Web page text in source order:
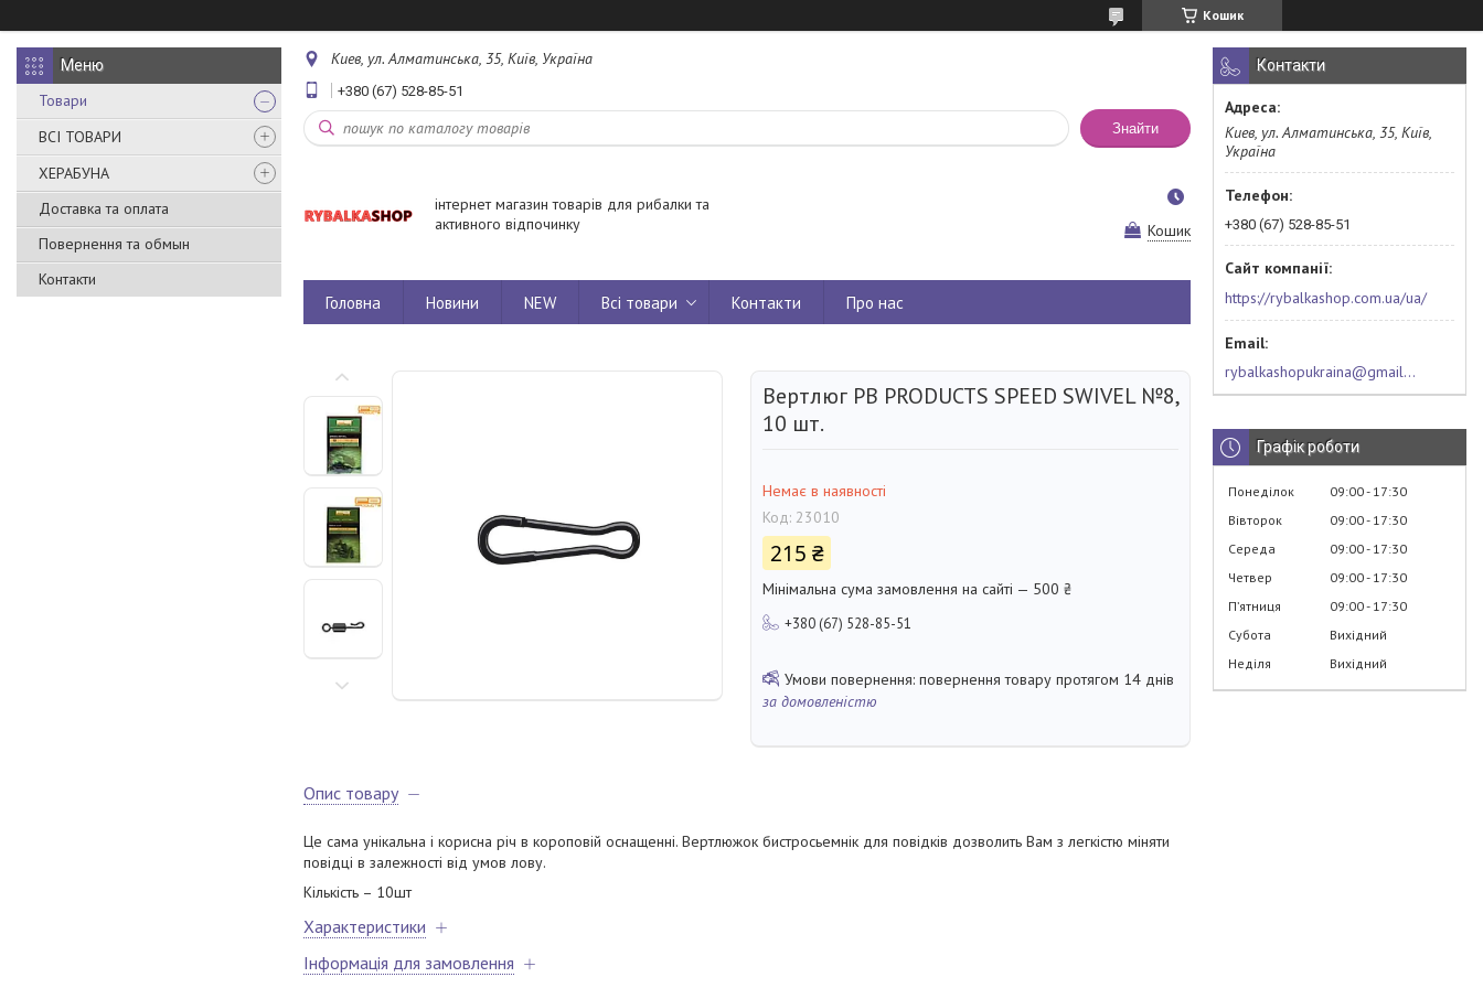
Кошик
Товари
ВСІ ТОВАРИ
ХЕРАБУНА
Доставка та оплата
Повернення та обмын
Контакти
Киев, ул. Алматинська, 35, Київ, Україна
+380 (67) 528-85-51
Знайти
інтернет магазин товарів для рибалки та
активного відпочинку
Кошик
Головна Новини NEW Всі товари Контакти Про нас
Вертлюг PB PRODUCTS SPEED SWIVEL №8,
10 шт.
Немає в наявності
Код: 23010
215 ₴
Мінімальна сума замовлення на сайті — 500 ₴
+380 (67) 528-85-51
повернення товару протягом 14 днів
за домовленістю
Опис товару
Це сама унікальна і корисна річ в короповій оснащенні. Вертлюжок бистросьемнік для повідків дозволить Вам з легкістю міняти
повідці в залежності від умов лову.
Кількість – 10шт
Характеристики
Інформація для замовлення
Контакти
Киев, ул. Алматинська, 35, Київ,
Україна
+380 (67) 528-85-51
https://rybalkashop.com.ua/ua/
rybalkashopukraina@gmail.com
Графік роботи
Понеділок 09:00 17:30
Вівторок
09:00 17:30
Середа
09:00 17:30
Четвер
09:00 17:30
Пʼятниця
09:00 17:30
Субота
Вихідний
Неділя
Вихідний